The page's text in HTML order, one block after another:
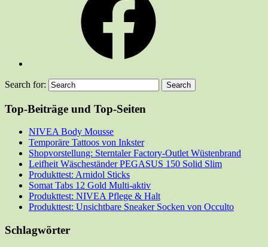
Search for:
Top-Beiträge und Top-Seiten
NIVEA Body Mousse
Temporäre Tattoos von Inkster
Shopvorstellung: Sterntaler Factory-Outlet Wüstenbrand
Leifheit Wäscheständer PEGASUS 150 Solid Slim
Produkttest: Arnidol Sticks
Somat Tabs 12 Gold Multi-aktiv
Produkttest: NIVEA Pflege & Halt
Produkttest: Unsichtbare Sneaker Socken von Occulto
Schlagwörter